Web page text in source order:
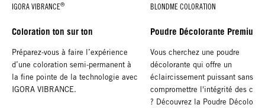
IGORA VIBRANCE®
Coloration ton sur ton
Préparez-vous à faire l’expérience
d’une coloration semi-permanent à
la fine pointe de la technologie avec
IGORA VIBRANCE.
BLONDME COLORATION
Poudre Décolorante Premium
Vous cherchez une poudre
décolorante qui offre un
éclaircissement puissant sans
compromettre l'intégrité des
? Découvrez la Poudre